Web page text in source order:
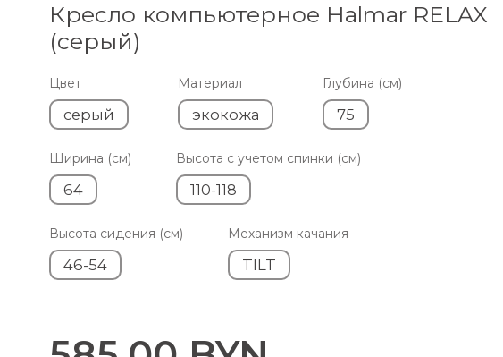
Кресло компьютерное Halmar RELAX
(серый)
Цвет
серый
Материал
экокожа
Глубина (см)
75
Ширина (см)
64
Высота с учетом спинки (см)
110-118
Высота сидения (см)
46-54
Механизм качания
TILT